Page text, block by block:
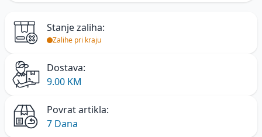
Stanje zaliha:
Zalihe pri kraju
Dostava:
9.00 KM
Povrat artikla:
7 Dana